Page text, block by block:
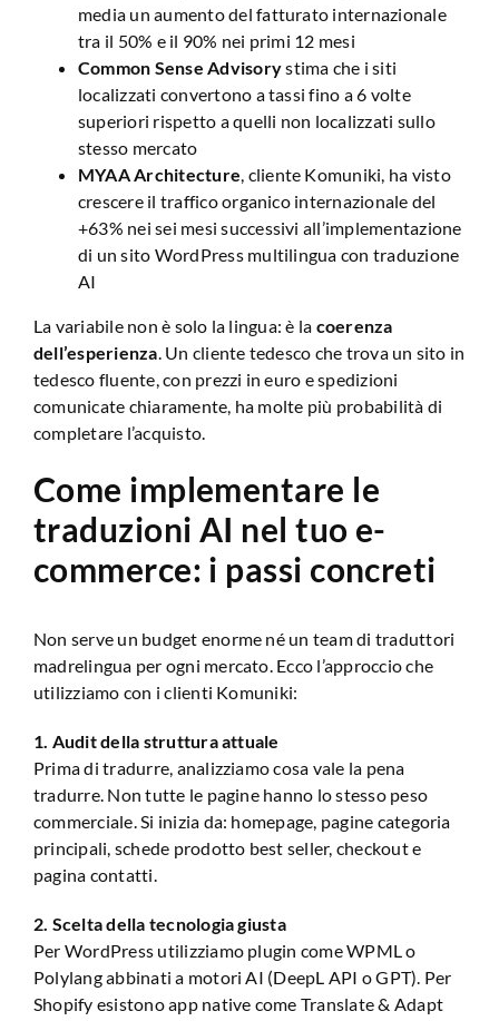
media un aumento del fatturato internazionale
tra il 50% e il 90% nei primi 12 mesi
Common Sense Advisorystima che i siti
localizzati convertono a tassi fino a 6 volte
superiori rispetto a quelli non localizzati sullo
stesso mercato
MYAA Architecture , cliente Komuniki, ha visto
crescere il traffico organico internazionale del
+63% nei sei mesi successivi all’implementazione
di un sito WordPress multilingua con traduzione
AI
La variabile non è solo la lingua: è la coerenza
dell’esperienza . Un cliente tedesco che trova un sito in
tedesco fluente, con prezzi in euro e spedizioni
comunicate chiaramente, ha molte più probabilità di
completare l’acquisto.
Come implementare le
traduzioni AI nel tuo e-
commerce: i passi concreti
Non serve un budget enorme né un team di traduttori
madrelingua per ogni mercato. Ecco l’approccio che
utilizziamo con i clienti Komuniki:
1. Audit della struttura attuale
Prima di tradurre, analizziamo cosa vale la pena
tradurre. Non tutte le pagine hanno lo stesso peso
commerciale. Si inizia da: homepage, pagine categoria
principali, schede prodotto best seller, checkout e
pagina contatti.
2. Scelta della tecnologia giusta
Per WordPress utilizziamo plugin come WPML o
Polylang abbinati a motori AI (DeepL API o GPT). Per
Shopify esistono app native come Translate & Adapt